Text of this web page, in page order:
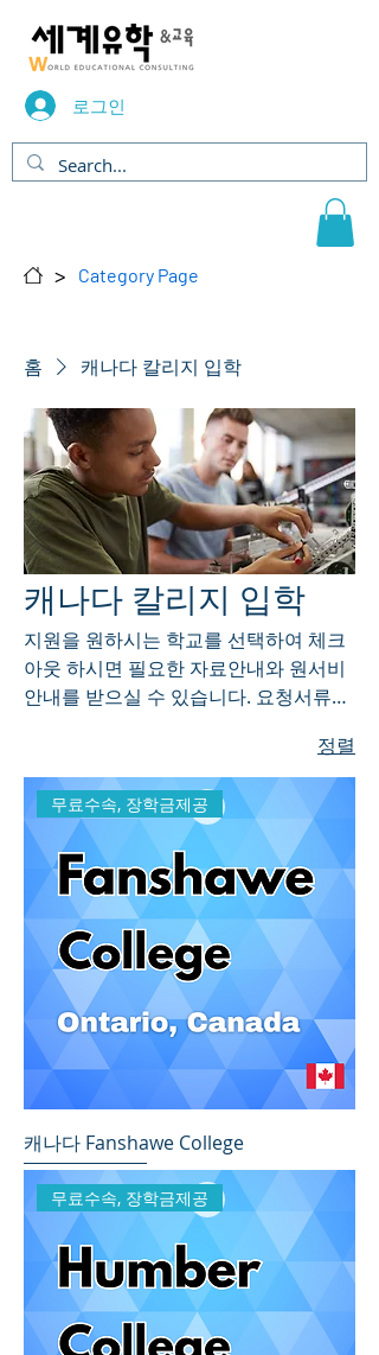
로그인
> Category Page
홈 캐나다 칼리지 입학
캐나다 칼리지 입학
지원을 원하시는 학교를 선택하여 체크
아웃 하시면 필요한 자료안내와 원서비
안내를 받으실 수 있습니다. 요청서류와
입학허가서를 누구보다도 빠르게 취득
하실 수 있습니다.
정렬
무료수속, 장학금제공
캐나다 Fanshawe College
무료수속, 장학금제공